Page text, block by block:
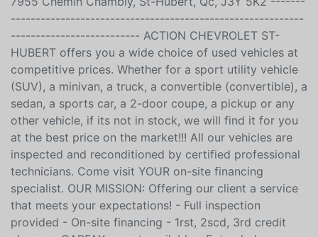
PONT CHAMPLAIN et JACQUES-CARTIER.
7955 Chemin Chambly, St-Hubert, Qc, J3Y 5K2 -------
-----------------------------------------------------------
-------------------------- ACTION CHEVROLET ST-
HUBERT offers you a wide choice of used vehicles at
competitive prices. Whether for a sport utility vehicle
(SUV), a minivan, a truck, a convertible (convertible), a
sedan, a sports car, a 2-door coupe, a pickup or any
other vehicle, if its not in stock, we will find it for you
at the best price on the market!!! All our vehicles are
inspected and reconditioned by certified professional
technicians. Come visit YOUR on-site financing
specialist. OUR MISSION: Offering our client a service